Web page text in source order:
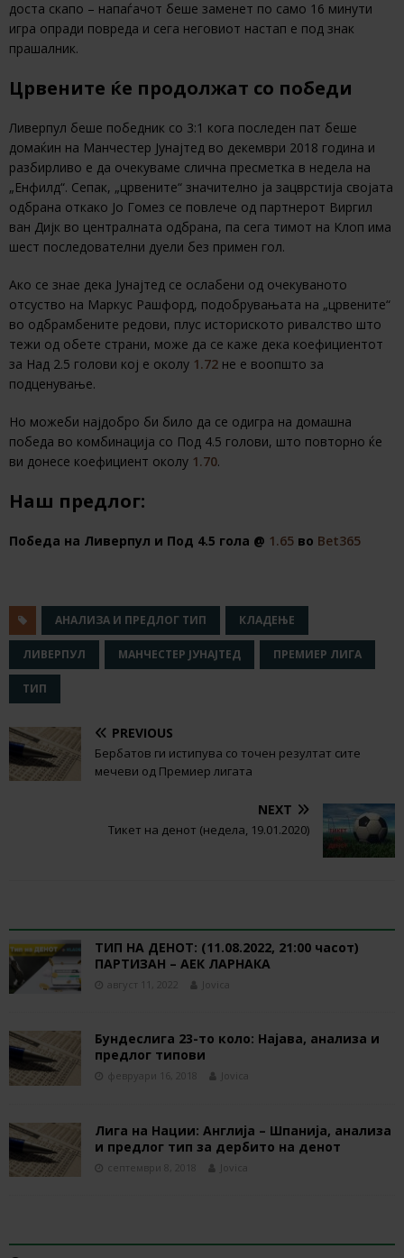
доста скапо – напаѓачот беше заменет по само 16 минути
игра опради повреда и сега неговиот настап е под знак
прашалник.
Црвените ќе продолжат со победи
Ливерпул беше победник со 3:1 кога последен пат беше
домаќин на Манчестер Јунајтед во декември 2018 година и
разбирливо е да очекуваме слична пресметка в недела на
„Енфилд“. Сепак, „црвените“ значително ја зацврстија својата
одбрана откако Jо Гомез се повлече од партнерот Виргил
ван Дијк во централната одбрана, па сега тимот на Клоп има
шест последователни дуели без примен гол.
Ако се знае дека Јунајтед се ослабени од очекуваното
отсуство на Маркус Рашфорд, подобрувањата на „црвените“
во одбрамбените редови, плус историското ривалство што
тежи од обете страни, може да се каже дека коефициентот
за Над 2.5 голови кој е околу 1.72 не е воопшто за
подценување.
Но можеби најдобро би било да се одигра на домашна
победа во комбинација со Под 4.5 голови, што повторно ќе
ви донесе коефициент околу 1.70.
Наш предлог:
Победа на Ливерпул и Под 4.5 гола @ 1.65 во Bet365
АНАЛИЗА И ПРЕДЛОГ ТИП КЛАДЕЊЕ
ЛИВЕРПУЛ МАНЧЕСТЕР ЈУНАЈТЕД ПРЕМИЕР ЛИГА
ТИП
PREVIOUS
Бербатов ги истипува со точен резултат сите
мечеви од Премиер лигата
NEXT
Тикет на денот (недела, 19.01.2020)
ТИП НА ДЕНОТ: (11.08.2022, 21:00 часот)
ПАРТИЗАН – АЕК ЛАРНАКА
август 11, 2022 Jovica
Бундеслига 23-то коло: Најава, анализа и
предлог типови
февруари 16, 2018 Jovica
Лига на Нации: Англија – Шпанија, анализа
и предлог тип за дербито на денот
септември 8, 2018 Jovica